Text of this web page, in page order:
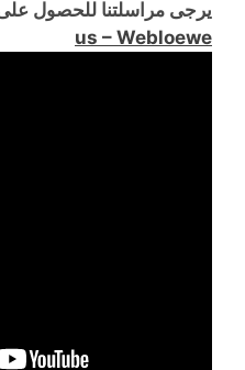
يرجى مراسلتنا للحصول
us – Webloewe